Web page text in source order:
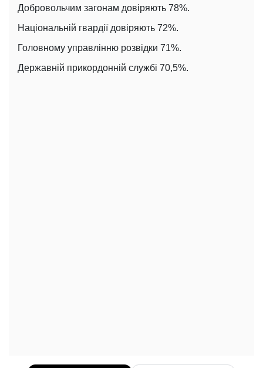
Добровольчим загонам довіряють 78%.
Національній гвардії довіряють 72%.
Головному управлінню розвідки 71%.
Державній прикордонній службі 70,5%.